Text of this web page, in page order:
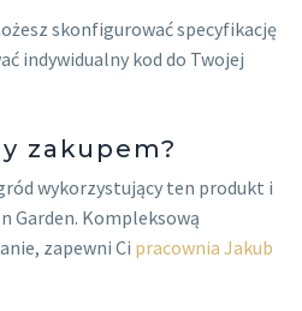
skonfigurować specyfikację
indywidualny kod do Twojej
zakupem?
wykorzystujący ten produkt i
Garden. Kompleksową
zapewni Ci pracownia Jakub